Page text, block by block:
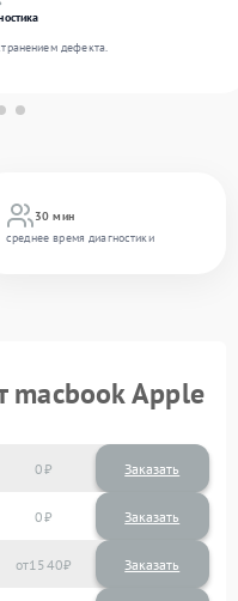
30 мин
среднее время диагностики
дефекта.
macbook Apple
0 Заказать
0 Заказать
1540